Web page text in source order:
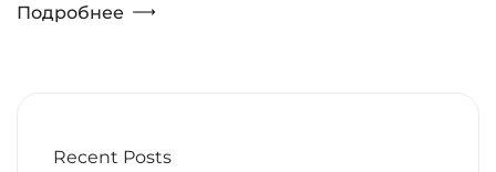
Подробнее
Recent Posts